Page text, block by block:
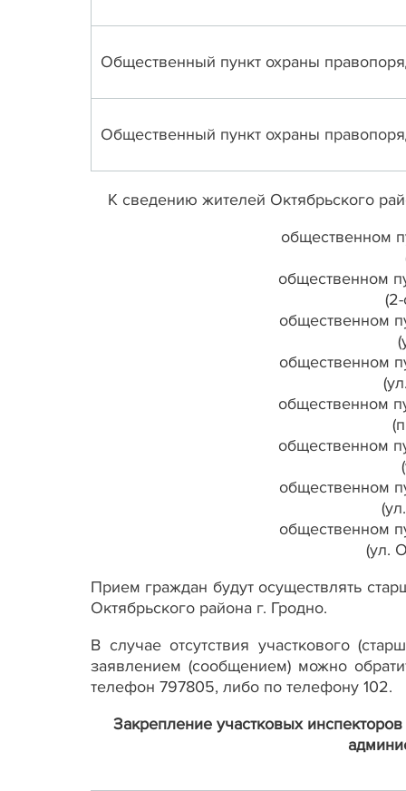
Общественный пункт охраны
Общественный пункт охраны
К сведению жителей Октябрьского
общественном
общественном
общественном
общественном
общественном
общественном
общественном
общественном
(ул.
Прием граждан будут осуществлять
Октябрьского района г. Гродно.
В случае отсутствия участкового
заявлением (сообщением) можно
телефон 797805, либо по телефону 102.
Закрепление участковых